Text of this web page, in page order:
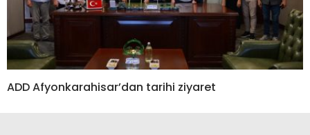
ADD Afyonkarahisar’dan tarihi ziyaret